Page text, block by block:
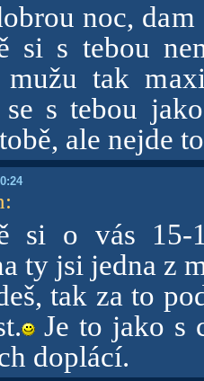
noc,
si s tebou
tak
se s tebou
ale nejde
:
si o vás
ty jsi jedna z
tak za to
Je to jako s
doplácí.